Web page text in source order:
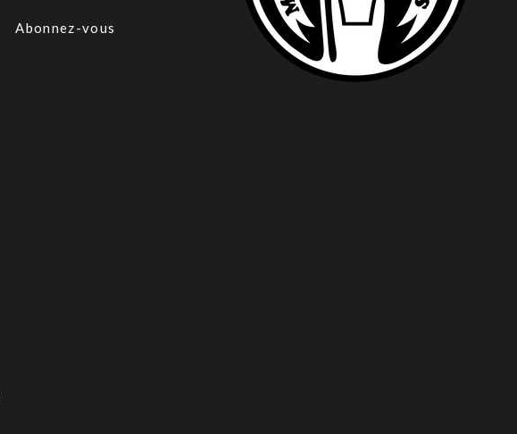
Abonnez-vous